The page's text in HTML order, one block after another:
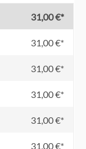
31,00 €*
31,00 €*
31,00 €*
31,00 €*
31,00 €*
31,00 €*